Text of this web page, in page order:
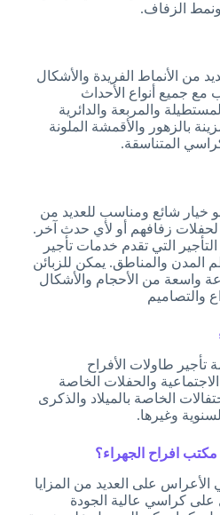
ونمط الزفاف.
من الأنماط الفريدة والأشكال
مع جميع أنواع الأحداث
والمربعة والدائرية
بالزهور والأقمشة الملونة
المتناسقة.
خيار شائع ومناسب للعديد من
زفافهم أو لأي حدث آخر.
التي تقدم خدمات تأجير
والمناطق. يمكن للزبائن
واسعة من الأحجام والأشكال
والتصاميم
تأجير طاولات الأفراح
والحفلات الخاصة
الخاصة بالميلاد والذكرى
السنوية وغيرها.
افراح الجهراء؟
على العديد من المزايا
على كراسي عالية الجودة